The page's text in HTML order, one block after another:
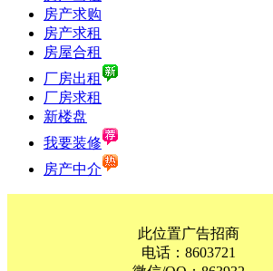
房产求购
房产求租
房屋合租
厂房出租
厂房求租
新楼盘
我要装修
房产中介
此位置广告招商
电话：8603721